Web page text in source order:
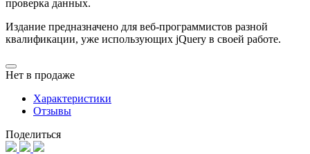
проверка данных.
Издание предназначено для веб-программистов разной
квалификации, уже использующих jQuery в своей работе.
Нет в продаже
Характеристики
Отзывы
Поделиться